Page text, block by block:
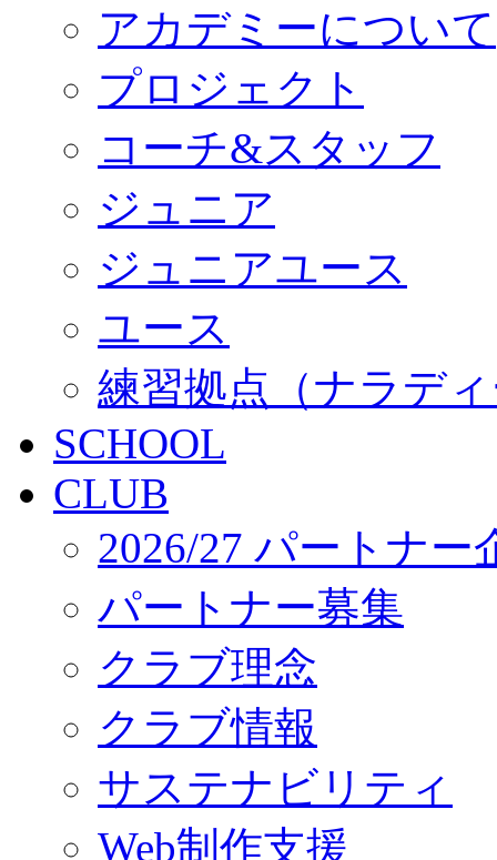
アカデミーについて
プロジェクト
コーチ&スタッフ
ジュニア
ジュニアユース
ユース
練習拠点（ナラデ
SCHOOL
CLUB
2026/27 パートナー
パートナー募集
クラブ理念
クラブ情報
サステナビリティ
Web制作支援